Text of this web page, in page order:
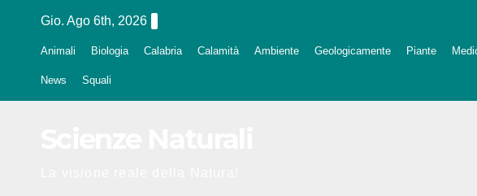
Gio. Ago 6th, 2026
Animali Biologia Calabria Calamità Ambiente Geologicamente Piante
News Squali